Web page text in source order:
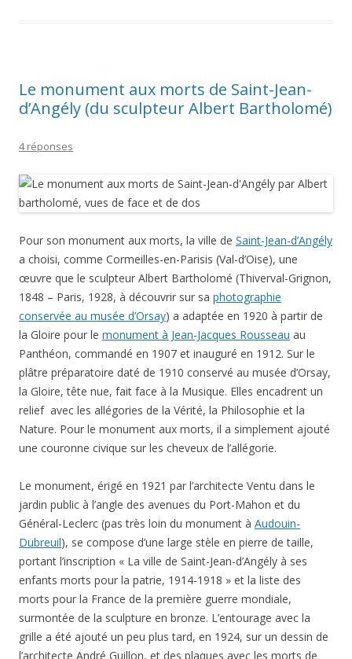
Le monument aux morts de Saint-Jean-
d’Angély (du sculpteur Albert Bartholomé)
4 réponses
Pour son monument aux morts, la ville de Saint-Jean-d’Angély
a choisi, comme Cormeilles-en-Parisis (Val-d’Oise), une
œuvre que le sculpteur Albert Bartholomé (Thiverval-Grignon,
1848 – Paris, 1928, à découvrir sur sa photographie
conservée au musée d’Orsay) a adaptée en 1920 à partir de
la Gloire pour le monument à Jean-Jacques Rousseau au
Panthéon, commandé en 1907 et inauguré en 1912. Sur le
plâtre préparatoire daté de 1910 conservé au musée d’Orsay,
la Gloire, tête nue, fait face à la Musique. Elles encadrent un
relief avec les allégories de la Vérité, la Philosophie et la
Nature. Pour le monument aux morts, il a simplement ajouté
une couronne civique sur les cheveux de l’allégorie.
Le monument, érigé en 1921 par l’architecte Ventu dans le
jardin public à l’angle des avenues du Port-Mahon et du
Général-Leclerc (pas très loin du monument à Audouin-
Dubreuil), se compose d’une large stèle en pierre de taille,
portant l’inscription « La ville de Saint-Jean-d’Angély à ses
enfants morts pour la patrie, 1914-1918 » et la liste des
morts pour la France de la première guerre mondiale,
surmontée de la sculpture en bronze. L’entourage avec la
grille a été ajouté un peu plus tard, en 1924, sur un dessin de
l’architecte André Guillon, et des plaques avec les morts de